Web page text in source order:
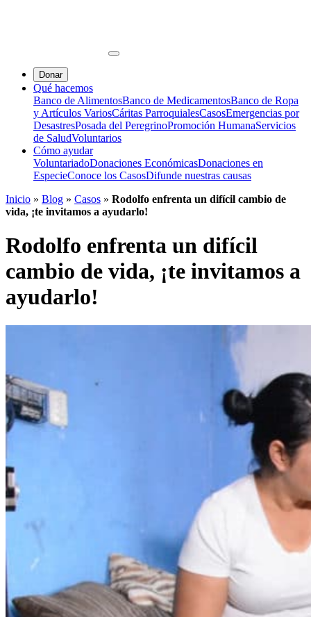
Donar
Qué hacemos
Banco de AlimentosBanco de MedicamentosBanco de Ropa
y Artículos VariosCáritas ParroquialesCasosEmergencias por
DesastresPosada del PeregrinoPromoción HumanaServicios
de SaludVoluntarios
Cómo ayudar
VoluntariadoDonaciones EconómicasDonaciones en
EspecieConoce los CasosDifunde nuestras causas
Inicio » Blog » Casos » Rodolfo enfrenta un difícil cambio de
vida, ¡te invitamos a ayudarlo!
Rodolfo enfrenta un difícil
cambio de vida, ¡te invitamos a
ayudarlo!